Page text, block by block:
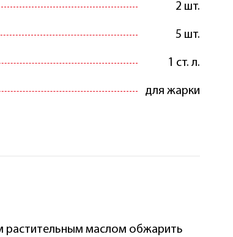
2 шт.
5 шт.
1 ст. л.
для жарки
растительным маслом обжарить